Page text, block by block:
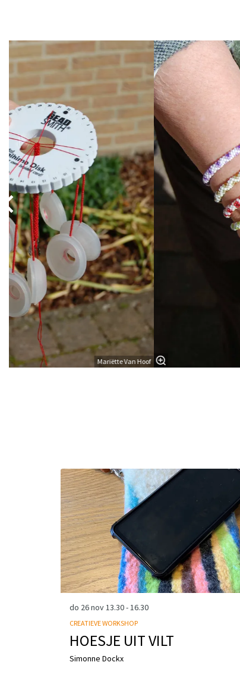
Overslaan
Mariëtte Van Hoof
HOESJE UIT VILT
Simonne Dockx
CREATIEVE WORKSHOP
do 26 nov13.30 - 16.30